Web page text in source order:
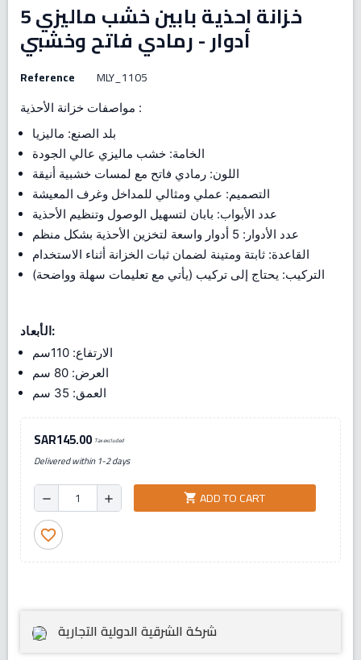
خزانة احذية بابين خشب ماليزي 5
أدوار - رمادي فاتح وخشبي
Reference MLY_1105
مواصفات خزانة الأحذية :
بلد الصنع: ماليزيا
الخامة: خشب ماليزي عالي الجودة
اللون: رمادي فاتح مع لمسات خشبية أنيقة
التصميم: عملي ومثالي للمداخل وغرف المعيشة
عدد الأبواب: بابان لتسهيل الوصول وتنظيم الأحذية
عدد الأدوار: 5 أدوار واسعة لتخزين الأحذية بشكل منظم
القاعدة: ثابتة ومتينة لضمان ثبات الخزانة أثناء الاستخدام
التركيب: يحتاج إلى تركيب (يأتي مع تعليمات سهلة وواضحة)
الأبعاد:
الارتفاع: 110سم
العرض: 80 سم
العمق: 35 سم
SAR145.00 Tax excluded
Delivered within 1-2 days
remove add shopping_cart ADD TO CART
favorite_border
شركة الشرقية الدولية التجارية